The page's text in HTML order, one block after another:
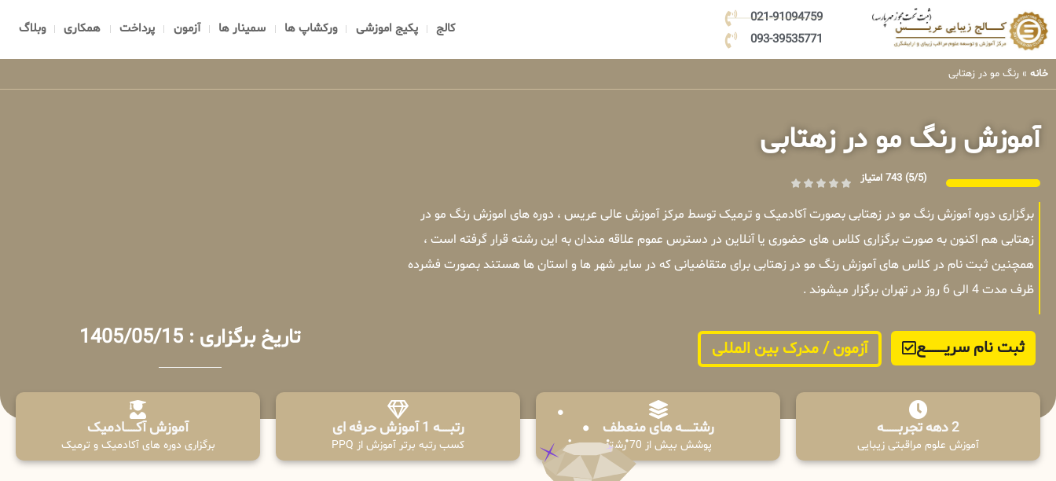
021-91094759
093-39535771
کالج پکیج اموزشی ورکشاپ ها سمینار ها آزمون پرداخت همکاری وبلاگ
خانه » رنگ مو در زهتابی
آموزش رنگ مو در زهتابی
(5/5) 743 امتیاز
برگزاری دوره آموزش رنگ مو در زهتابی بصورت آکادمیک و ترمیک توسط مرکز آموزش عالی عریس ، دوره های اموزش رنگ مو در
زهتابی هم اکنون به صورت برگزاری کلاس های حضوری یا آنلاین در دسترس عموم علاقه مندان به این رشته قرار گرفته است ،
همچنین ثبت نام در کلاس های آموزش رنگ مو در زهتابی برای متقاضیانی که در سایر شهر ها و استان ها هستند بصورت فشرده
ظرف مدت 4 الی 6 روز در تهران برگزار میشوند .
ثبت نام سریــــــــــــع آزمون / مدرک بین المللی تاریخ برگزاری : 1405/05/15
2 دهه تجربـــــــــه
آموزش علوم مراقبتی زیبایی
رشتـــــــه های منعطف
پوشش بیش از 70 رشته
رتبــــــه 1 آموزش حرفه ای
کسب رتبه برتر آموزش از PPQ
آموزش آکـــــــادمیک
برگزاری دوره های آکادمیک و ترمیک